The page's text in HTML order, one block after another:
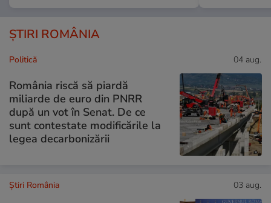
ȘTIRI ROMÂNIA
Politică 04 aug.
România riscă să piardă
miliarde de euro din PNRR
după un vot în Senat. De ce
sunt contestate modificările la
legea decarbonizării
Știri România 03 aug.